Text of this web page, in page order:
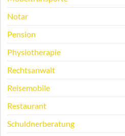
Notar
Pension
Physiotherapie
Rechtsanwalt
Reisemobile
Restaurant
Schuldnerberatung